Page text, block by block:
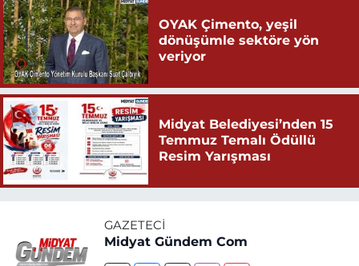
OYAK Çimento, yeşil
dönüşümle sektöre yön
veriyor
Midyat Belediyesi’nden 15
Temmuz Temalı Ödüllü
Resim Yarışması
GAZETECI
Midyat Gündem Com